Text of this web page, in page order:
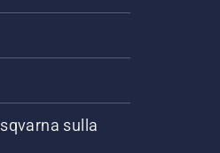
sulla